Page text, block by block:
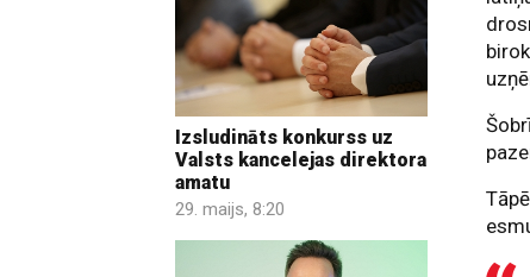
Izsludināts konkurss uz
Valsts kancelejas direktora
amatu
29. maijs, 8:20